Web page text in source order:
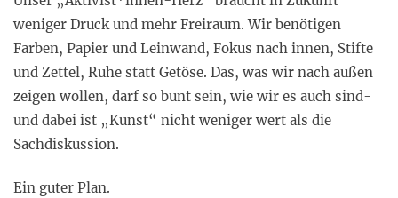
weniger Druck und mehr Freiraum. Wir benötigen
Farben, Papier und Leinwand, Fokus nach innen, Stifte
und Zettel, Ruhe statt Getöse. Das, was wir nach außen
zeigen wollen, darf so bunt sein, wie wir es auch sind-
und dabei ist „Kunst“ nicht weniger wert als die
Sachdiskussion.
Ein guter Plan.